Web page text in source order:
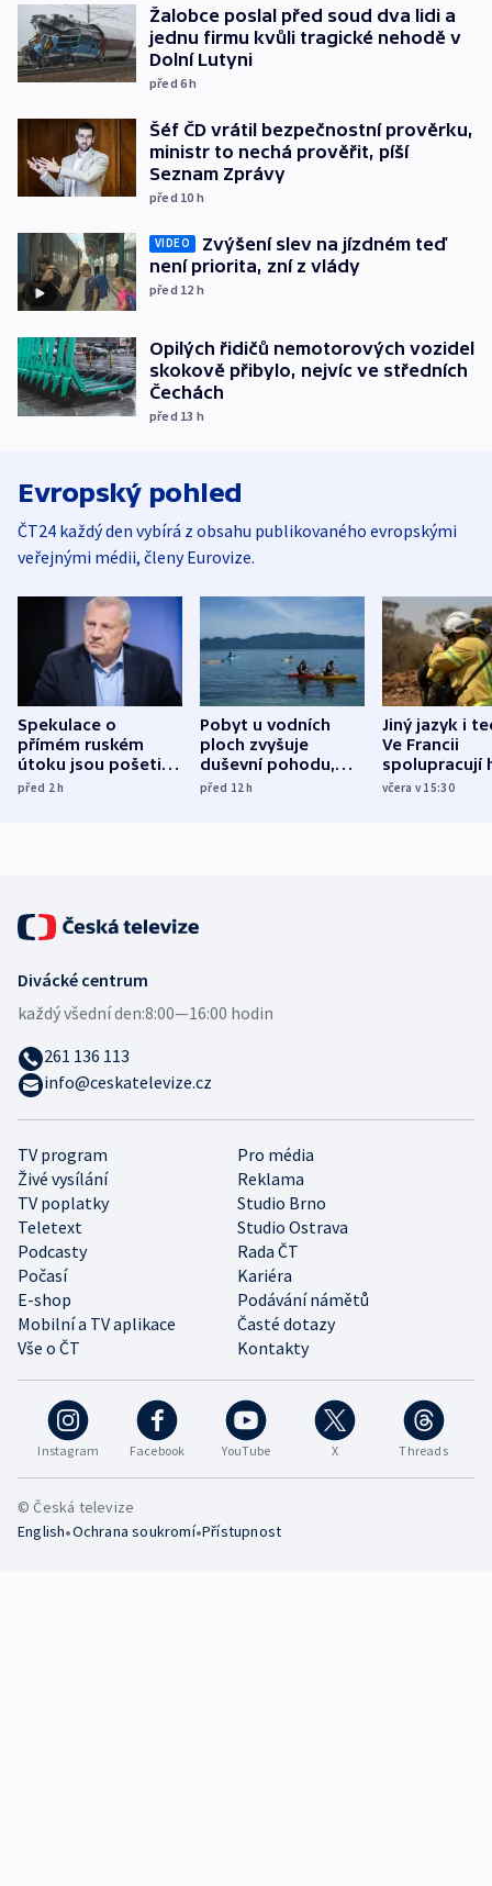
Žalobce poslal před soud dva lidi a
jednu firmu kvůli tragické nehodě v
Dolní Lutyni
před 6h
Šéf ČD vrátil bezpečnostní prověrku,
ministr to nechá prověřit, píší
Seznam Zprávy
před 10 h
VIDEO
Zvýšení slev na jízdném teď
není priorita, zní z vlády
před 12 h
Opilých řidičů nemotorových vozidel
skokově přibylo, nejvíc ve středních
Čechách
před 13 h
Evropský pohled
ČT24 každý den vybírá z obsahu publikovaného evropskými
veřejnými médii, členy Eurovize.
Spekulace o
přímém ruském
útoku jsou pošetilé,
míní estonský
před 2h
Pobyt u vodních
ploch zvyšuje
duševní pohodu,
ukázala
před 12h
Jiný jazyk i
Ve Francii
spolupracují
různých zemí
včera v 15:30
Instagram Facebook YouTube X Threads
TV program
Pro média
Živé vysílání
Reklama
TV poplatky
Studio Brno
Teletext
Studio Ostrava
Podcasty
Rada ČT
Počasí
Kariéra
E-shop
Podávání námětů
Mobilní a TV aplikace
Časté dotazy
Vše o ČT
Kontakty
Divácké centrum
každý všední den:8:00—16:00 hodin
261 136 113
info@ceskatelevize.cz
© Česká televize
English•Ochrana soukromí•Přístupnost